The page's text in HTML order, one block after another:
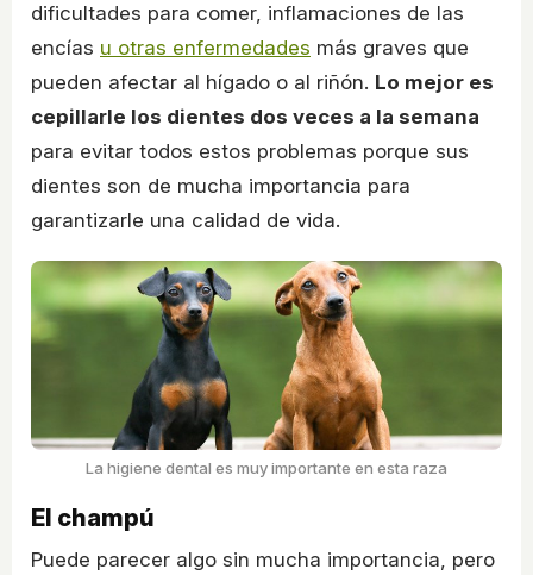
dificultades para comer, inflamaciones de las
encías u otras enfermedades más graves que
pueden afectar al hígado o al riñón. Lo mejor es
cepillarle los dientes dos veces a la semana
para evitar todos estos problemas porque sus
dientes son de mucha importancia para
garantizarle una calidad de vida.
La higiene dental es muy importante en esta raza
El champú
Puede parecer algo sin mucha importancia, pero